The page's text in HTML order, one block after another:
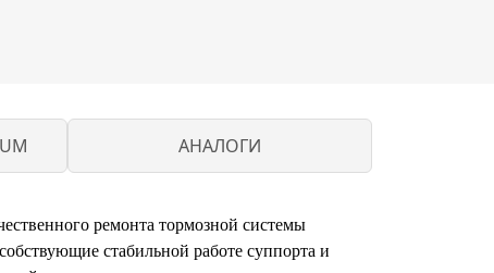
АНАЛОГИ
ремонта тормозной системы
стабильной работе суппорта и